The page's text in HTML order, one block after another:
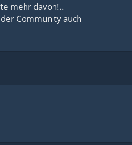
mehr davon!..
Community auch